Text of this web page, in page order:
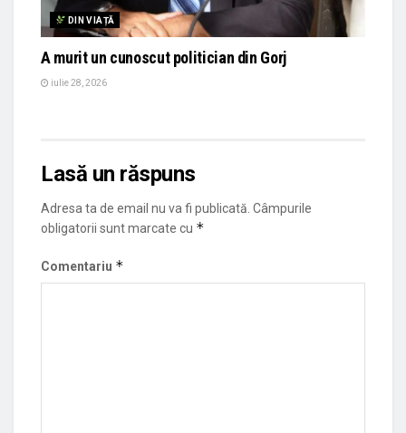
DIN VIAȚĂ
A murit un cunoscut politician din Gorj
iulie 28, 2026
Lasă un răspuns
Adresa ta de email nu va fi publicată. Câmpurile
obligatorii sunt marcate cu *
Comentariu *